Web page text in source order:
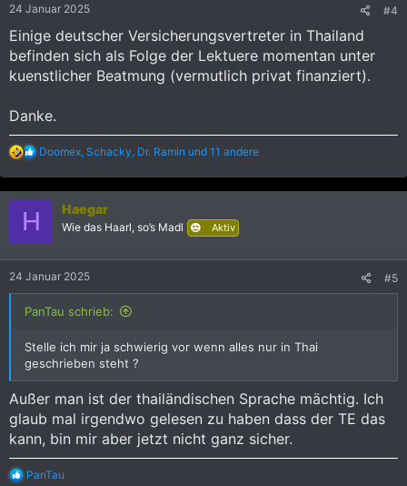
n
24 Januar 2025 #4
Einige deutscher Versicherungsvertreter in Thailand
befinden sich als Folge der Lektuere momentan unter
kuenstlicher Beatmung (vermutlich privat finanziert).
Danke.
R
a
k
n
:
Doomex Schacky Dr. Ramin und 11 andere
H Haegar
Wie das Haarl, so’s Madl Aktiv
24 Januar 2025 #5
PanTau schrieb:
Stelle ich mir ja schwierig vor wenn alles nur in Thai
geschrieben steht ?
Außer man ist der thailändischen Sprache mächtig. Ich
glaub mal irgendwo gelesen zu haben dass der TE das
kann, bin mir aber jetzt nicht ganz sicher.
R
PanTau